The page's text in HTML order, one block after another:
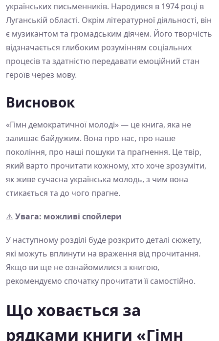
українських письменників. Народився в 1974 році в
Луганській області. Окрім літературної діяльності, він
є музикантом та громадським діячем. Його творчість
відзначається глибоким розумінням соціальних
процесів та здатністю передавати емоційний стан
героїв через мову.
Висновок
«Гімн демократичної молоді» — це книга, яка не
залишає байдужим. Вона про нас, про наше
покоління, про наші пошуки та прагнення. Це твір,
який варто прочитати кожному, хто хоче зрозуміти,
як живе сучасна українська молодь, з чим вона
стикається та до чого прагне.
⚠️ Увага: можливі спойлери
У наступному розділі буде розкрито деталі сюжету,
які можуть вплинути на враження від прочитання.
Якщо ви ще не ознайомилися з книгою,
рекомендуємо спочатку прочитати її самостійно.
Що ховається за
рядками книги «Гімн